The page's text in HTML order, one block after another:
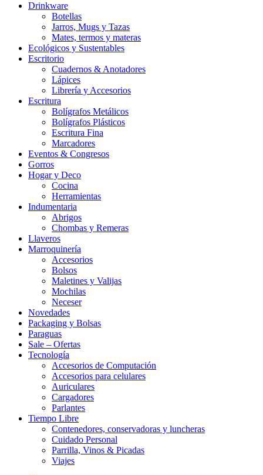
Drinkware
Botellas
Jarros, Mugs y Tazas
Mates, termos y materas
Ecológicos y Sustentables
Escritorio
Cuadernos & Anotadores
Lápices
Librería y Accesorios
Escritura
Bolígrafos Metálicos
Bolígrafos Plásticos
Escritura Fina
Marcadores
Eventos & Congresos
Gorros
Hogar y Deco
Cocina
Herramientas
Indumentaria
Abrigos
Chombas y Remeras
Llaveros
Marroquinería
Accesorios
Bolsos
Maletines y Valijas
Mochilas
Neceser
Novedades
Packaging y Bolsas
Paraguas
Sale – Ofertas
Tecnología
Accesorios de Computación
Accesorios para celulares
Auriculares
Cargadores
Parlantes
Tiempo Libre
Contenedores, conservadoras y luncheras
Cuidado Personal
Parrilla, Vinos & Picadas
Viajes